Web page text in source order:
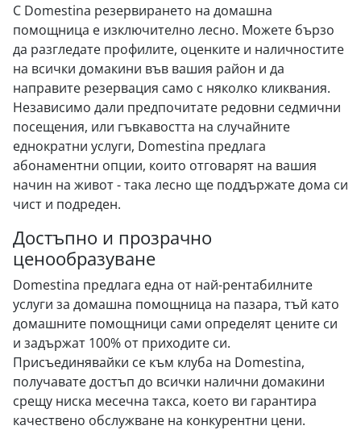
С Domestina резервирането на домашна
помощница е изключително лесно. Можете бързо
да разгледате профилите, оценките и наличностите
на всички домакини във вашия район и да
направите резервация само с няколко кликвания.
Независимо дали предпочитате редовни седмични
посещения, или гъвкавостта на случайните
еднократни услуги, Domestina предлага
абонаментни опции, които отговарят на вашия
начин на живот - така лесно ще поддържате дома си
чист и подреден.
Достъпно и прозрачно
ценообразуване
Domestina предлага една от най-рентабилните
услуги за домашна помощница на пазара, тъй като
домашните помощници сами определят цените си
и задържат 100% от приходите си.
Присъединявайки се към клуба на Domestina,
получавате достъп до всички налични домакини
срещу ниска месечна такса, което ви гарантира
качествено обслужване на конкурентни цени.